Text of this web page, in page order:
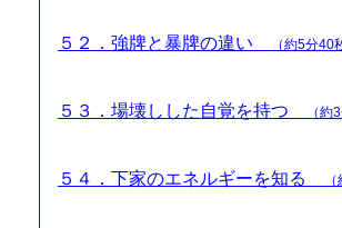
５２．強牌と暴牌の違い （約5分40
５３．場壊しした自覚を持つ （約
５４．下家のエネルギーを知る